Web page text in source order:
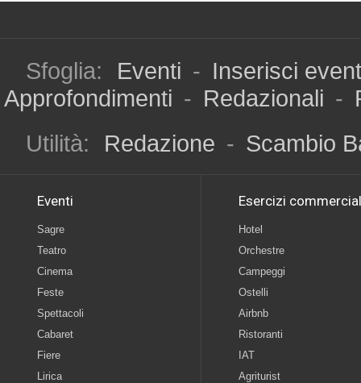
Sfoglia: Eventi - Inserisci
Approfondimenti - Redazionali -
Utilità:
Redazione - Scambio
Eventi
Sagre
Teatro
Cinema
Feste
Spettacoli
Cabaret
Fiere
Lirica
Esercizi
Hotel
Orchestre
Campeggi
Ostelli
Airbnb
Ristoranti
IAT
Agriturist